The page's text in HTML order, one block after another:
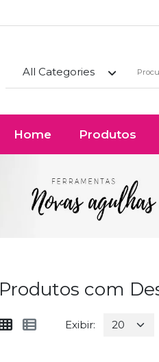
All Categories
Home Produtos
Produtos com
Exibir: